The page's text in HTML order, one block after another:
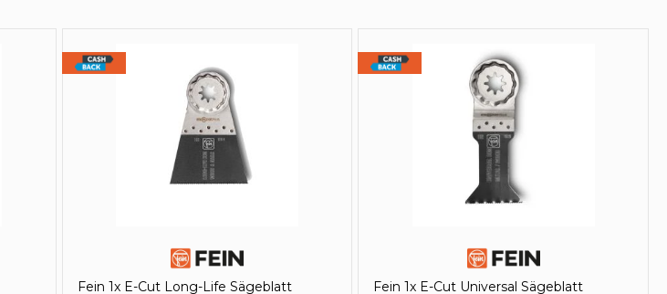
Fein 1x E-Cut Long-Life Sägeblatt
Fein 1x E-Cut Universal Sägeblatt